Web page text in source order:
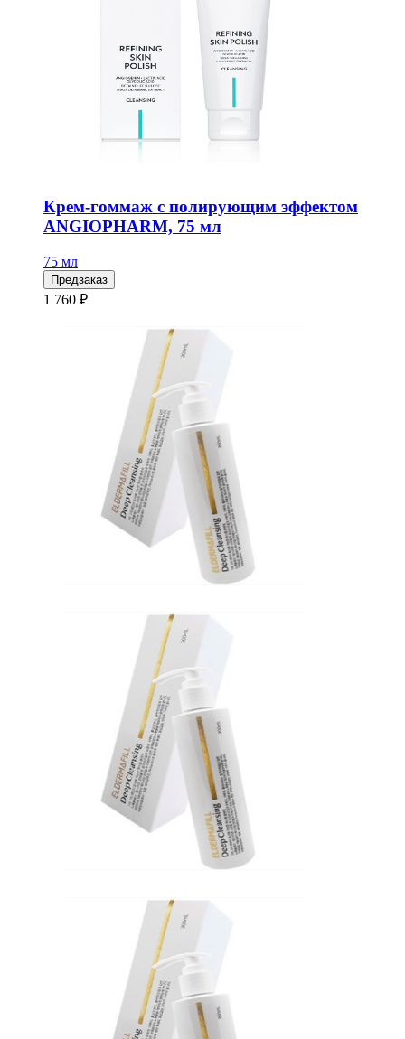
Крем-гоммаж с полирующим эффектом
ANGIOPHARM, 75 мл
75 мл
Предзаказ
1 760 ₽